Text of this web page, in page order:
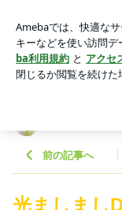
アプリをダウンロ
ょう。
前の記事へ
光ましまし